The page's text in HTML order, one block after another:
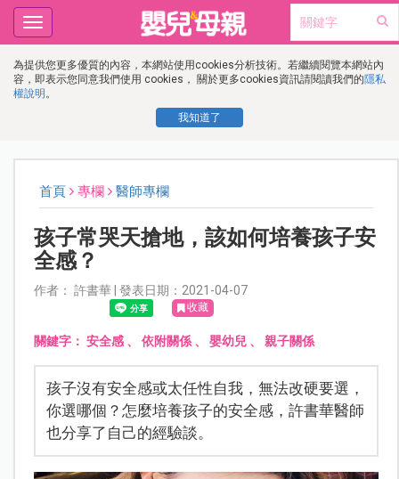
為提供您更多優質的內容，本網站使用cookies分析技術。若繼續閱覽本網站內
容，即表示您同意我們使用 cookies， 關於更多cookies資訊請閱讀我們的隱私
權說明 。
我知道了
Toggle
navigation
首頁 專欄 醫師專欄
孩子常哭天搶地，該如何培養孩子安
全感？
作者： 許書華 | 發表日期：2021-04-07
收藏
關鍵字： 安全感、 依附關係、 嬰幼兒、 親子關係
孩子沒有安全感或太任性自我，無法改硬要選，
你選哪個？怎麼培養孩子的安全感，許書華醫師
也分享了自己的經驗談。